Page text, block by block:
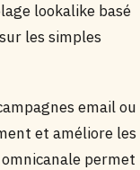
lookalike basé
les simples
email ou
et améliore les
permet